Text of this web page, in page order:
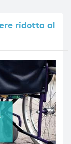
ridotta al